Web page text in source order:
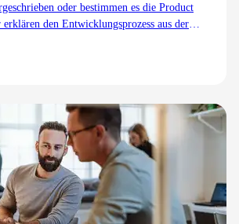
oder bestimmen es die Product
den Entwicklungsprozess aus der